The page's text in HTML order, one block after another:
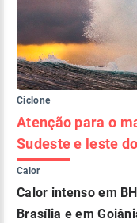
Ciclone
Atenção para o
Sudeste e leste
Calor
Calor intenso em
Brasília e em